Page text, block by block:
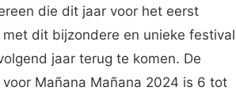
die dit jaar voor het eerst
dit bijzondere en unieke festival
jaar terug te komen. De
Mañana Mañana 2024 is 6 tot